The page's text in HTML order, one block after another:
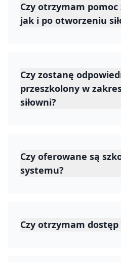
Czy otrzymam
jak i po otworzeniu
Czy zostanę
przeszkolony w
siłowni?
Czy oferowane są
systemu?
Czy otrzymam dostęp